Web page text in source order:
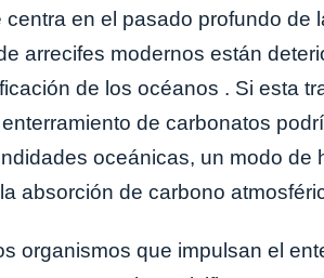
en el pasado profundo de
arrecifes modernos están
de los océanos . Si esta
de carbonatos
oceánicas, un modo de
absorción de carbono
organismos que impulsan el